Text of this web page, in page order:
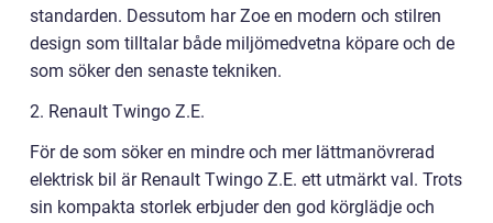
standarden. Dessutom har Zoe en modern och stilren
design som tilltalar både miljömedvetna köpare och de
som söker den senaste tekniken.
2. Renault Twingo Z.E.
För de som söker en mindre och mer lättmanövrerad
elektrisk bil är Renault Twingo Z.E. ett utmärkt val. Trots
sin kompakta storlek erbjuder den god körglädje och